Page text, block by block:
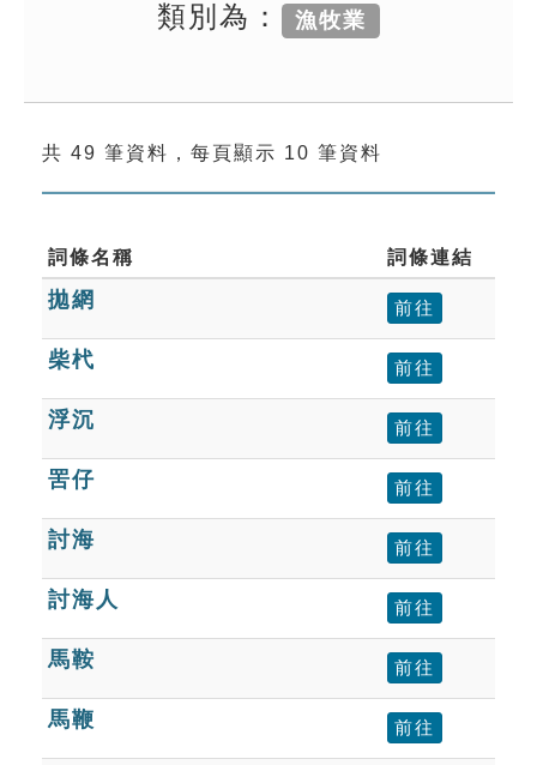
成語故事
索引選單
單字索引
生命大百科索引
遊戲專區
教學應用
貓頭鷹博士
類別為： 漁牧業
共 49 筆資料，每頁顯示 10 筆資料
詞條名稱 詞條連結
拋網 前往
柴杙 前往
浮沉 前往
罟仔 前往
討海 前往
討海人 前往
馬鞍 前往
馬鞭 前往